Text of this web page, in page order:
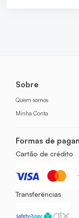
Sobre
Quem somos
Minha Conta
Formas de
Cartão de crédito
Transferências